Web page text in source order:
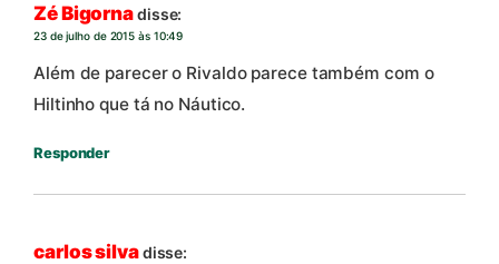
Zé Bigornadisse:
23 de julho de 2015 às 10:49
Além de parecer o Rivaldo parece também com o
Hiltinho que tá no Náutico.
Responder
carlos silvadisse: